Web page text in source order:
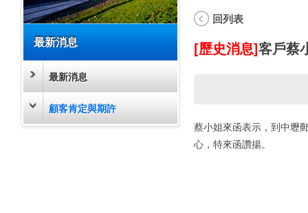
最新消息
最新消息
顧客肯定與期許
回列表
[歷史消息]客戶蔡
蔡小姐來函表示，到中壢
心，特來函讚揚。